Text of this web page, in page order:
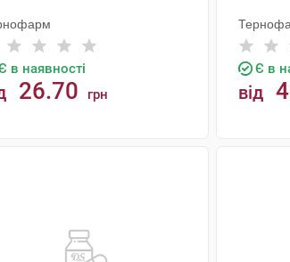
в наявності
26.70 грн
Є в
від